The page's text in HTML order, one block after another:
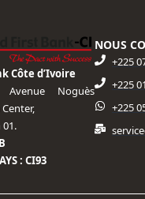
Côte d’Ivoire
Avenue Noguès
01.
: CI93
NOUS
+225
+225
+225